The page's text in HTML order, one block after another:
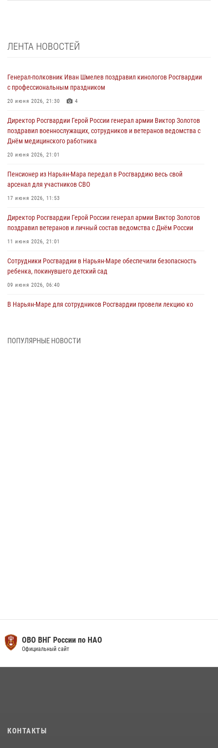
ЛЕНТА НОВОСТЕЙ
Генерал-полковник Иван Шмелев поздравил кинологов Росгвардии
с профессиональным праздником
20 июня 2026, 21:30 4
Директор Росгвардии Герой России генерал армии Виктор Золотов
поздравил военнослужащих, сотрудников и ветеранов ведомства с
Днём медицинского работника
20 июня 2026, 21:01
Пенсионер из Нарьян-Мара передал в Росгвардию весь свой
арсенал для участников СВО
17 июня 2026, 11:53
Директор Росгвардии Герой России генерал армии Виктор Золотов
поздравил ветеранов и личный состав ведомства с Днём России
11 июня 2026, 21:01
Сотрудники Росгвардии в Нарьян-Маре обеспечили безопасность
ребенка, покинувшего детский сад
09 июня 2026, 06:40
В Нарьян-Маре для сотрудников Росгвардии провели лекцию ко
ПОПУЛЯРНЫЕ НОВОСТИ
ОВО ВНГ России по НАО
Официальный сайт
КОНТАКТЫ